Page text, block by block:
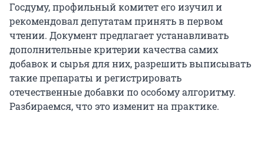
Госдуму, профильный комитет его изучил и
рекомендовал депутатам принять в первом
чтении. Документ предлагает устанавливать
дополнительные критерии качества самих
добавок и сырья для них, разрешить выписывать
такие препараты и регистрировать
отечественные добавки по особому алгоритму.
Разбираемся, что это изменит на практике.